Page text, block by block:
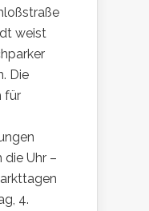
weist
Die
für
die Uhr –
4.